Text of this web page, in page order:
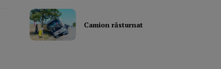
Camion răsturnat